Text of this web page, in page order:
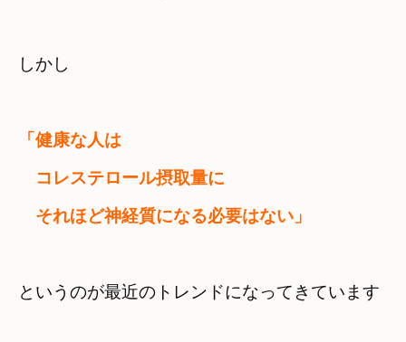
しかし
「健康な人は
コレステロール摂取量に
それほど神経質になる必要はない」
というのが最近のトレンドになってきています